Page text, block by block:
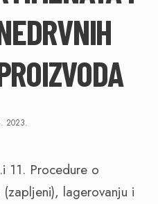
2023.
11. Procedure o
lagerovanju i